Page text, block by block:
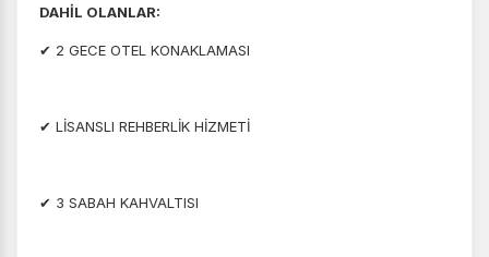
DAHİL OLANLAR:
✔ 2 GECE OTEL KONAKLAMASI
✔ LİSANSLI REHBERLİK HİZMETİ
✔ 3 SABAH KAHVALTISI